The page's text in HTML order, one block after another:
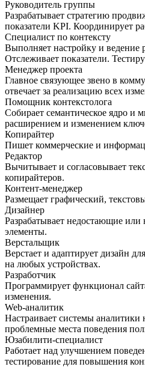
Руководитель группы
Разрабатывает стратегию
показатели KPI. Координирует
Специалист по контексту
Выполняет настройку и ведение
Отслеживает показатели.
Менеджер проекта
Главное связующее звено в
отвечает за реализацию всех
Помощник контекстолога
Собирает семантическое ядро и
расширением и изменением
Копирайтер
Пишет коммерческие и
Редактор
Вычитывает и согласовывает
копирайтеров.
Контент-менеджер
Размещает графический,
Дизайнер
Разрабатывает недостающие или
элементы.
Верстальщик
Верстает и адаптирует дизайн
на любых устройствах.
Разработчик
Программирует функционал
изменения.
Web-аналитик
Настраивает системы аналитики
проблемные места поведения
Юзабилити-специалист
Работает над улучшением
тестирование для повышения